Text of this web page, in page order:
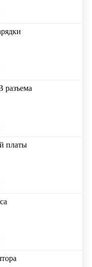
разъема
платы